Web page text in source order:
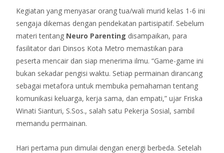
Kegiatan yang menyasar orang tua/wali murid kelas 1-6 ini
sengaja dikemas dengan pendekatan partisipatif. Sebelum
materi tentang Neuro Parenting disampaikan, para
fasilitator dari Dinsos Kota Metro memastikan para
peserta mencair dan siap menerima ilmu. “Game-game ini
bukan sekadar pengisi waktu. Setiap permainan dirancang
sebagai metafora untuk membuka pemahaman tentang
komunikasi keluarga, kerja sama, dan empati,” ujar Friska
Winati Sianturi, S.Sos., salah satu Pekerja Sosial, sambil
memandu permainan.
Hari pertama pun dimulai dengan energi berbeda. Setelah